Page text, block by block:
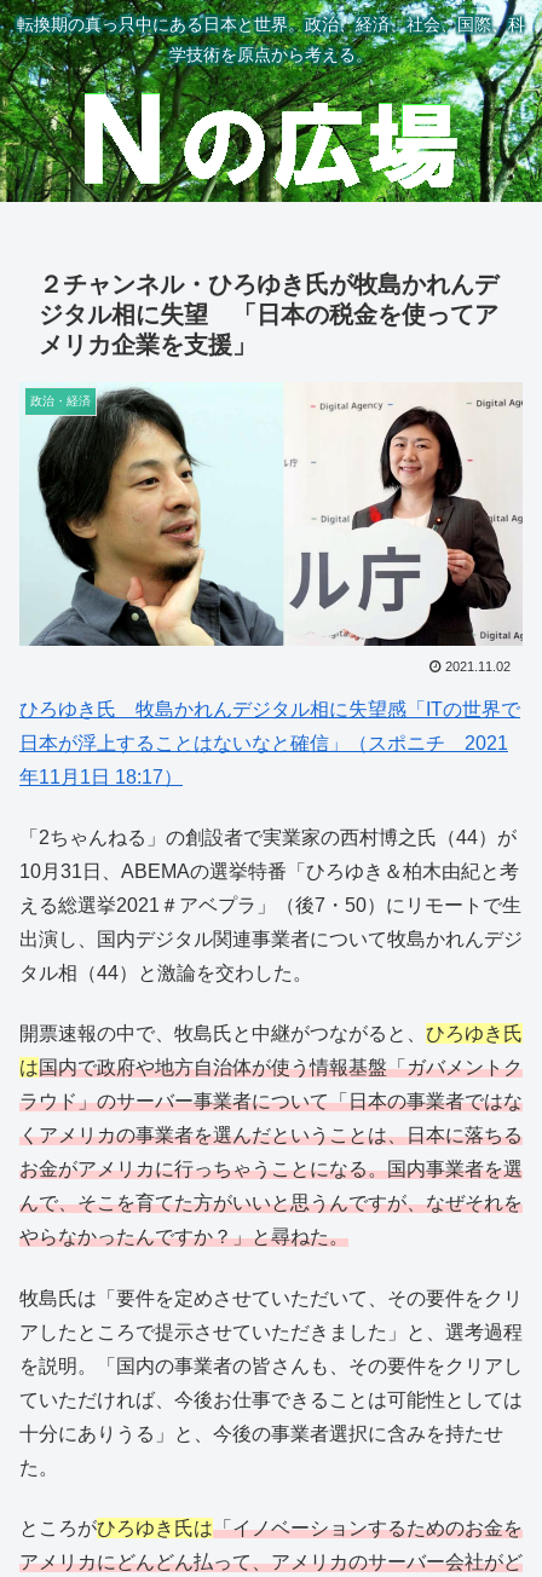
転換期の真っ只中にある日本と世界。政治、経済、社会、国際、科
学技術を原点から考える。
２チャンネル・ひろゆき氏が牧島かれんデ
ジタル相に失望 「日本の税金を使ってア
メリカ企業を支援」
政治・経済
2021.11.02
ひろゆき氏 牧島かれんデジタル相に失望感「ITの世界で
日本が浮上することはないなと確信」（スポニチ 2021
年11月1日 18:17）
「2ちゃんねる」の創設者で実業家の西村博之氏（44）が
10月31日、ABEMAの選挙特番「ひろゆき＆柏木由紀と考
える総選挙2021＃アベプラ」（後7・50）にリモートで生
出演し、国内デジタル関連事業者について牧島かれんデジ
タル相（44）と激論を交わした。
開票速報の中で、牧島氏と中継がつながると、 ひろゆき氏
は国内で政府や地方自治体が使う情報基盤「ガバメントク
ラウド」のサーバー事業者について「日本の事業者ではな
くアメリカの事業者を選んだということは、日本に落ちる
お金がアメリカに行っちゃうことになる。国内事業者を選
んで、そこを育てた方がいいと思うんですが、なぜそれを
やらなかったんですか？」と尋ねた。
牧島氏は「要件を定めさせていただいて、その要件をクリ
アしたところで提示させていただきました」と、選考過程
を説明。「国内の事業者の皆さんも、その要件をクリアし
ていただければ、今後お仕事できることは可能性としては
十分にありうる」と、今後の事業者選択に含みを持たせ
た。
ところがひろゆき氏は「イノベーションするためのお金を
アメリカにどんどん払って、アメリカのサーバー会社がど